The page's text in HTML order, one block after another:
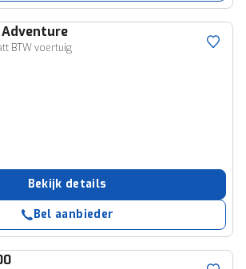
Adventure
BTW voertuig
Bekijk details
Bel aanbieder